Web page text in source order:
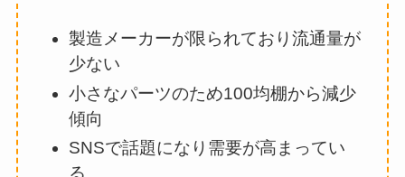
製造メーカーが限られており流通量が
少ない
小さなパーツのため100均棚から減少
傾向
SNSで話題になり需要が高まってい